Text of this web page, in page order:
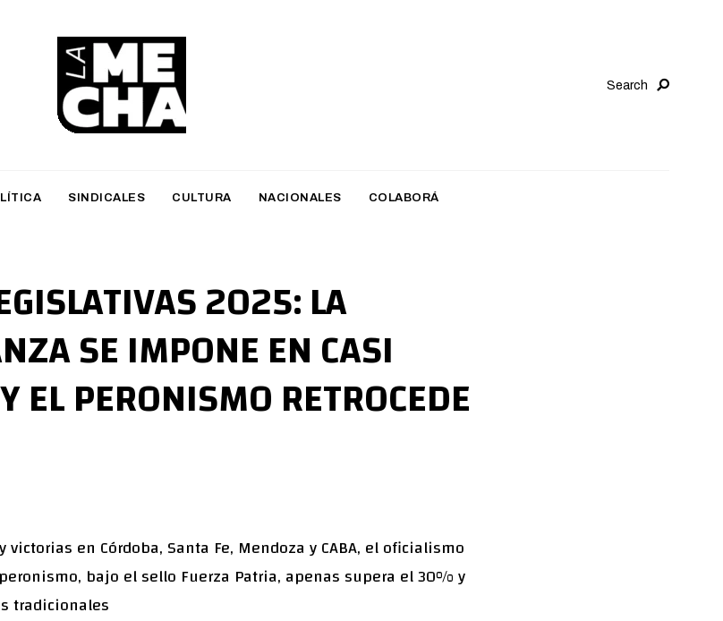
a
M
h
a
Search
SINDICALES CULTURA NACIONALES COLABORÁ
2025: LA
SE IMPONE EN CASI
EL PERONISMO RETROCEDE
en Córdoba, Santa Fe, Mendoza y CABA, el oficialismo
bajo el sello Fuerza Patria, apenas supera el 30% y
tradicionales